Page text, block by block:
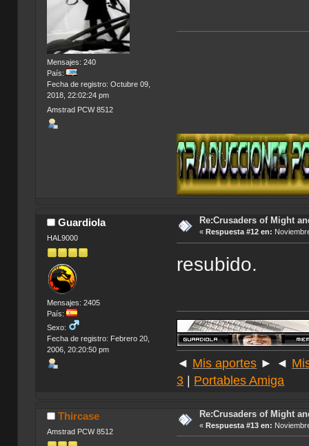
Mensajes: 240
País:
Fecha de registro: Octubre 09,
2018, 22:02:24 pm
Amstrad PCW 8512
Guardiola
HAL9000
Mensajes: 2405
País:
Sexo:
Fecha de registro: Febrero 20,
2006, 20:20:50 pm
Re:Crusaders of Might
« Respuesta #12 en:
resubido.
◄ Mis aportes ► ◄
3 | Portables Amiga
Thircase
Amstrad PCW 8512
Re:Crusaders of Might
« Respuesta #13 en: